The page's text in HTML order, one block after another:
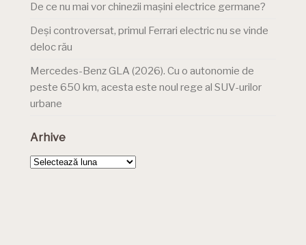
De ce nu mai vor chinezii mașini electrice germane?
Deși controversat, primul Ferrari electric nu se vinde
deloc rău
Mercedes-Benz GLA (2026). Cu o autonomie de
peste 650 km, acesta este noul rege al SUV-urilor
urbane
Arhive
Arhive